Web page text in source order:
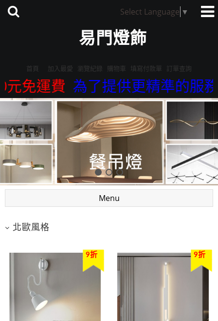
Select Language ▼
易門燈飾
首頁 加入最愛 瀏覽紀錄 購物車 填寫付款單 訂單查詢
費 為了提供更精準的服務，我
Menu
北歐風格
9折 9折